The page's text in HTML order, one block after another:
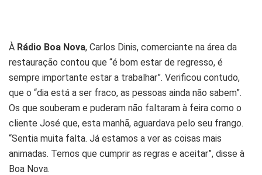
À Rádio Boa Nova, Carlos Dinis, comerciante na área da
restauração contou que “é bom estar de regresso, é
sempre importante estar a trabalhar”. Verificou contudo,
que o “dia está a ser fraco, as pessoas ainda não sabem”.
Os que souberam e puderam não faltaram à feira como o
cliente José que, esta manhã, aguardava pelo seu frango.
“Sentia muita falta. Já estamos a ver as coisas mais
animadas. Temos que cumprir as regras e aceitar”, disse à
Boa Nova.